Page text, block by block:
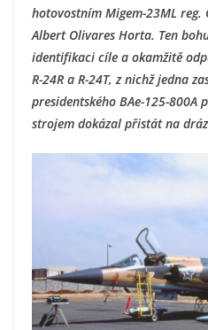
hotovostním Migem-23ML
Albert Olivares Horta. Ten
identifikaci cíle a okamžitě
R-24R a R-24T, z nichž jedna
presidentského BAe-125-800A
strojem dokázal přistát na